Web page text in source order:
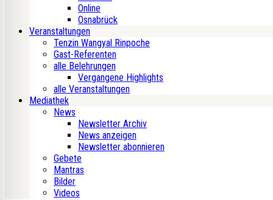
Online
Osnabrück
Veranstaltungen
Tenzin Wangyal Rinpoche
Gast-Referenten
alle Belehrungen
Vergangene Highlights
alle Veranstaltungen
Mediathek
News
Newsletter Archiv
News anzeigen
Newsletter abonnieren
Gebete
Mantras
Bilder
Videos